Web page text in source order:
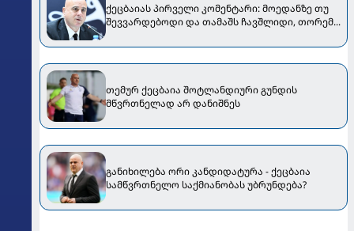
ქეცბაიას პირველი კომენტარი: მოედანზე თუ
შევვარდებოდი და თამაშს ჩავშლიდი, თორემ...
თემურ ქეცბაია შოტლანდიური გუნდის
მწვრთნელად არ დანიშნეს
განიხილება ორი კანდიდატურა - ქეცბაია
სამწვრთნელო საქმიანობას უბრუნდება?